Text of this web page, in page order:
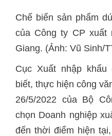
Chế biến sản phẩm
của Công ty CP xuất
Giang. (Ảnh: Vũ Sinh/
Cục Xuất nhập
biết, thực hiện công
26/5/2022 của Bộ
chọn Doanh nghiệp
đến thời điểm hiện